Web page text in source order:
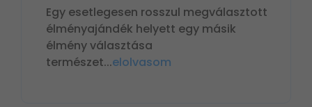
Egy esetlegesen rosszul megválasztott
élményajándék helyett egy másik
élmény választása
természet...elolvasom